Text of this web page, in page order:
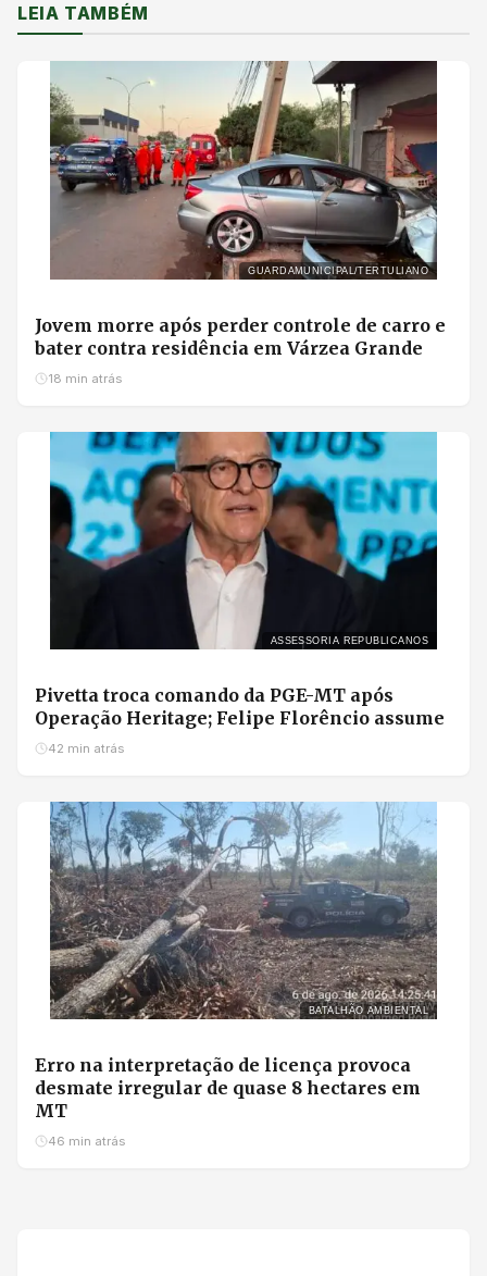
LEIA TAMBÉM
GUARDAMUNICIPAL/TERTULIANO
Jovem morre após perder controle de carro e
bater contra residência em Várzea Grande
18 min atrás
ASSESSORIA REPUBLICANOS
Pivetta troca comando da PGE-MT após
Operação Heritage; Felipe Florêncio assume
42 min atrás
BATALHÃO AMBIENTAL
Erro na interpretação de licença provoca
desmate irregular de quase 8 hectares em
MT
46 min atrás